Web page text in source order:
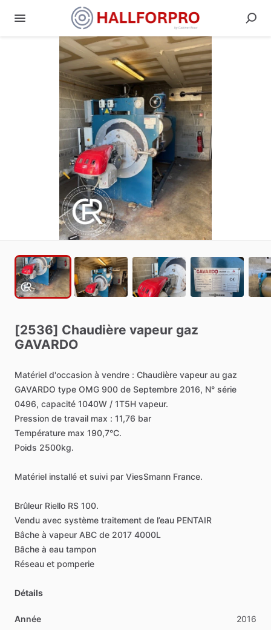
[2536] Chaudière vapeur gaz
GAVARDO
Matériel d'occasion à vendre : Chaudière vapeur au gaz
GAVARDO type OMG 900 de Septembre 2016, N° série
0496, capacité 1040W ​/​ 1T5H vapeur.
Pression de travail max : 11,76 bar
Température max 190,7°C.
Poids 2500kg.
Matériel installé et suivi par ViesSmann France.
Brûleur Riello RS 100.
Vendu avec système traitement de l’eau PENTAIR
Bâche à vapeur ABC de 2017 4000L
Bâche à eau tampon
Réseau et pomperie
Détails
Année 2016